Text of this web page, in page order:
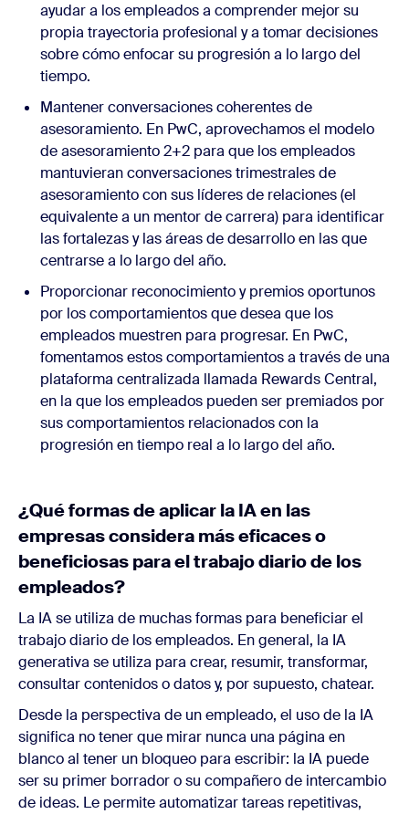
ayudar a los empleados a comprender mejor su
propia trayectoria profesional y a tomar decisiones
sobre cómo enfocar su progresión a lo largo del
tiempo.
Mantener conversaciones coherentes de
asesoramiento. En PwC, aprovechamos el modelo
de asesoramiento 2+2 para que los empleados
mantuvieran conversaciones trimestrales de
asesoramiento con sus líderes de relaciones (el
equivalente a un mentor de carrera) para identificar
las fortalezas y las áreas de desarrollo en las que
centrarse a lo largo del año.
Proporcionar reconocimiento y premios oportunos
por los comportamientos que desea que los
empleados muestren para progresar. En PwC,
fomentamos estos comportamientos a través de una
plataforma centralizada llamada Rewards Central,
en la que los empleados pueden ser premiados por
sus comportamientos relacionados con la
progresión en tiempo real a lo largo del año.
¿Qué formas de aplicar la IA en las
empresas considera más eficaces o
beneficiosas para el trabajo diario de los
empleados?
La IA se utiliza de muchas formas para beneficiar el
trabajo diario de los empleados. En general, la IA
generativa se utiliza para crear, resumir, transformar,
consultar contenidos o datos y, por supuesto, chatear.
Desde la perspectiva de un empleado, el uso de la IA
significa no tener que mirar nunca una página en
blanco al tener un bloqueo para escribir: la IA puede
ser su primer borrador o su compañero de intercambio
de ideas. Le permite automatizar tareas repetitivas,